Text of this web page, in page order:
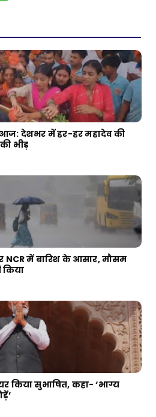
देशभर में हर-हर महादेव की
भीड़
NCR में बारिश के आसार, मौसम
किया
किया सुभाषित, कहा- ‘भाग्य